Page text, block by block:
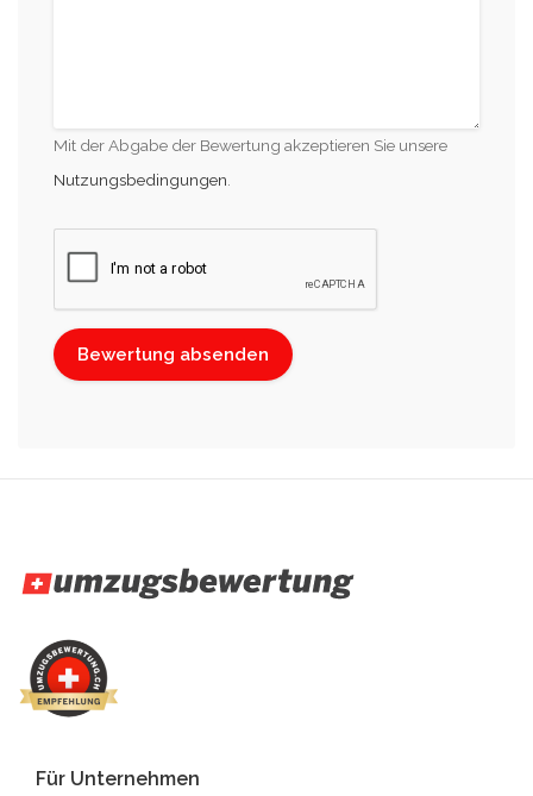
Mit der Abgabe der Bewertung akzeptieren Sie unsere
Nutzungsbedingungen
Für Unternehmen